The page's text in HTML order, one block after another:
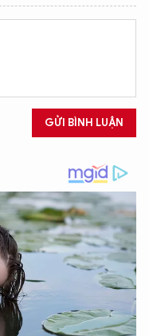
GỬI BÌNH LUẬN